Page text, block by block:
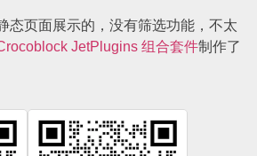
态页面展示的，没有筛选功能，不太
JetPlugins 组合套件制作了